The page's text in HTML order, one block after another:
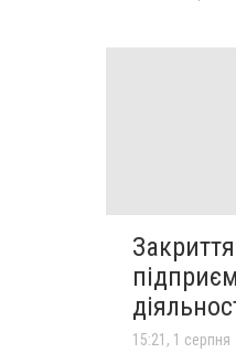
Закриття
15:21, 1 серпня